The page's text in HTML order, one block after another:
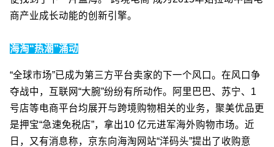
商产业成长动能的创新引擎。
海淘“热潮”涌动
“全球市场”已成为第三方平台卖家的下一个风口。在风口争
夺战中，互联网“大腕”纷纷有所动作。阿里巴巴、苏宁、1
号店等电商平台均展开与跨境购物相关的业务，聚美优品更
是押宝“急速免税店”，拿出10 亿元进军海外购物市场。近
日，又有消息称，京东向海淘网站“洋码头”提出了收购意